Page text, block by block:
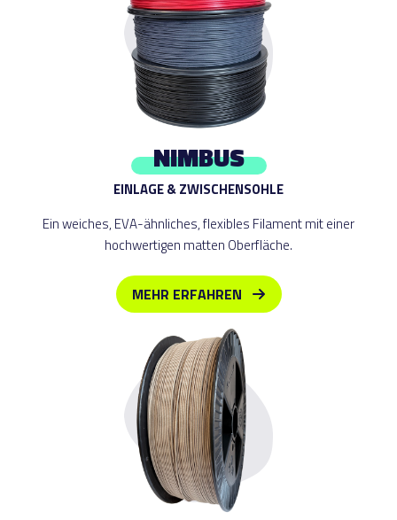
NIMBUS
EINLAGE & ZWISCHENSOHLE
Ein weiches, EVA-ähnliches, flexibles Filament mit einer
hochwertigen matten Oberfläche.
MEHR ERFAHREN